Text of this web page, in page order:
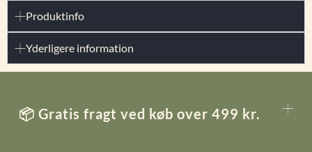
Produktinfo
Yderligere information
📦 Gratis fragt ved køb over 499 kr.